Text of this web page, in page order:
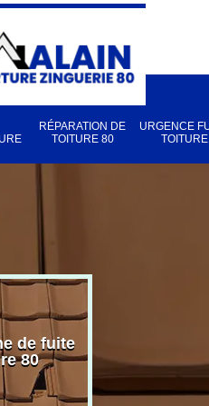
RÉPARATION DE
TOITURE 80
URGENCE
de fuite
80
Pose de